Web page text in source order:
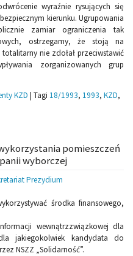
wyraźnie rysujących się
kierunku. Ugrupowania
zamiar ograniczenia tak
ostrzegamy, że stoją na
nie zdołał przeciwstawić
zorganizowanych grup
KZD | Tagi 18/1993, 1993, KZD,
pomieszczeń
wyborczej
Prezydium
środka finansowego,
wewnątrzzwiązkowej dla
jakiegokolwiek kandydata do
NSZZ „Solidarność”.